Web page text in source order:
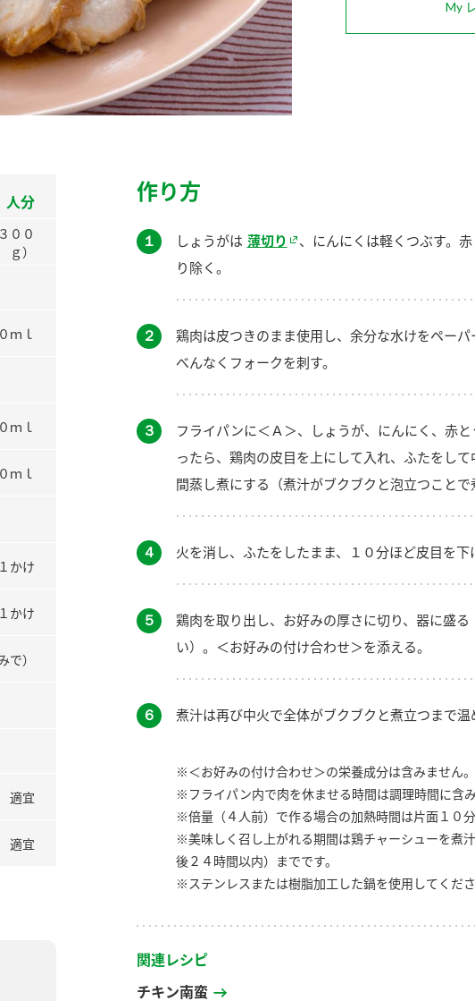
My
人分
００
ｇ）
ｍｌ
ｍｌ
ｍｌ
１かけ
１かけ
で）
適宜
適宜
作り方
１ しょうがは 薄切り
、にんにくは軽くつぶす。
り除く。
２
鶏肉は皮つきのまま使用し、余分な水けをペー
べんなくフォークを刺す。
３
フライパンに＜Ａ＞、しょうが、にんにく、赤
ったら、鶏肉の皮目を上にして入れ、ふたをし
間蒸し煮にする（煮汁がブクブクと泡立つことで
４ 火を消し、ふたをしたまま、１０分ほど皮目を下
５
鶏肉を取り出し、お好みの厚さに切り、器に盛
い）。＜お好みの付け合わせ＞を添える。
６ 煮汁は再び中火で全体がブクブクと煮立つまで温
※＜お好みの付け合わせ＞の栄養成分は含みません。
※フライパン内で肉を休ませる時間は調理時間に含み
※倍量（４人前）で作る場合の加熱時間は片面１０
※美味しく召し上がれる期間は鶏チャーシューを煮
後２４時間以内）までです。
※ステンレスまたは樹脂加工した鍋を使用してくださ
関連レシピ
チキン南蛮